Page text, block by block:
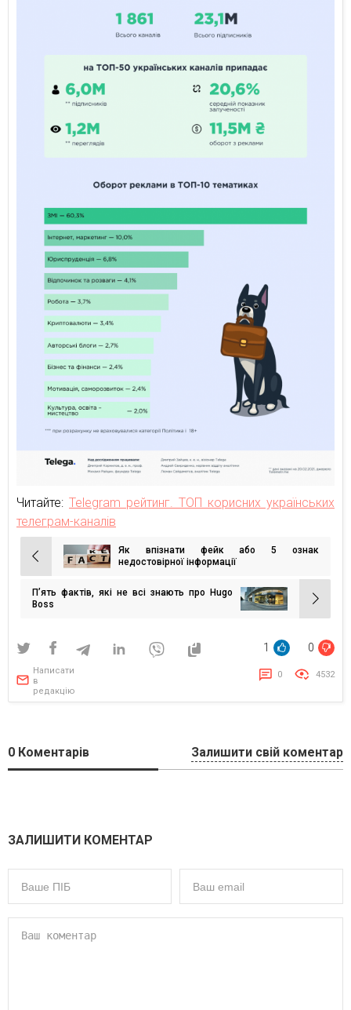
Читайте: Telegram рейтинг. ТОП корисних українських
телеграм-каналів
Навігація
записів
Як впізнати фейк або 5 ознак
недостовірної інформації
П’ять фактів, які не всі знають про Hugo
Boss
1 0
Написати
в
редакцію
0 4532
0 Коментарів Залишити свій коментар
ЗАЛИШИТИ КОМЕНТАР